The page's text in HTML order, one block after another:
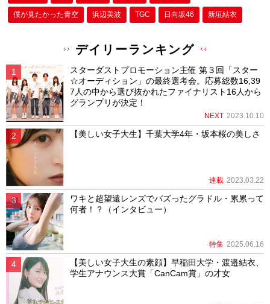
僕が⾒たかった⻘空 浜辺美波 TGC 日向坂46 新垣結衣
デイリーランキング
スターダストプロモーション主催 第３回「スター
☆オーディション」の最終選考会。応募総数16,39
7人の中から選び抜かれたファイナリスト16人から
グランプリが決定！
NEXT 2023.10.10
【美しい女子大生】千葉大学4年・坂本桜の美しさ
連載 2023.03.22
ワキと超望遠レンズでバズったグラドル・累累って
何者！？（インタビュー）
特集 2025.06.16
【美しい女子大生の素顔】早稲田大学・渡邉結衣、
学生アナウンス大賞「CanCam賞」の才女